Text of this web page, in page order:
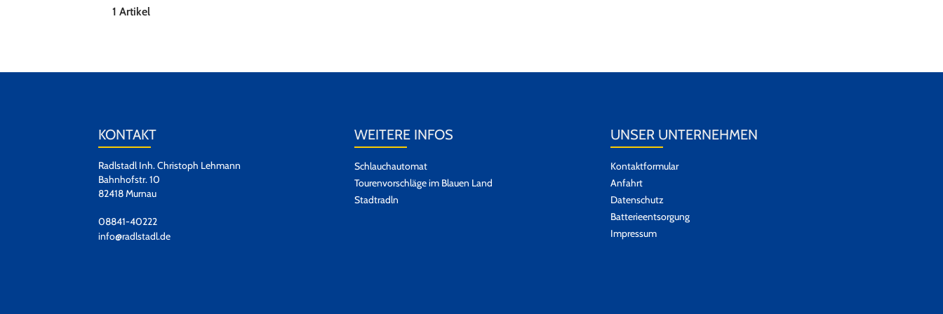
1 Artikel
KONTAKT
Radlstadl Inh. Christoph Lehmann
Bahnhofstr. 10
82418 Murnau
08841-40222
info@radlstadl.de
WEITERE INFOS
Schlauchautomat
Tourenvorschläge im Blauen Land
Stadtradln
UNSER UNTERNEHMEN
Kontaktformular
Anfahrt
Datenschutz
Batterieentsorgung
Impressum